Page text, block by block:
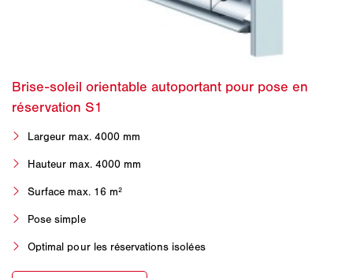
Largeur max. 4000 mm
Hauteur max. 4000 mm
Surface max. 16 m²
Pose simple
Optimal pour les réservations isolées